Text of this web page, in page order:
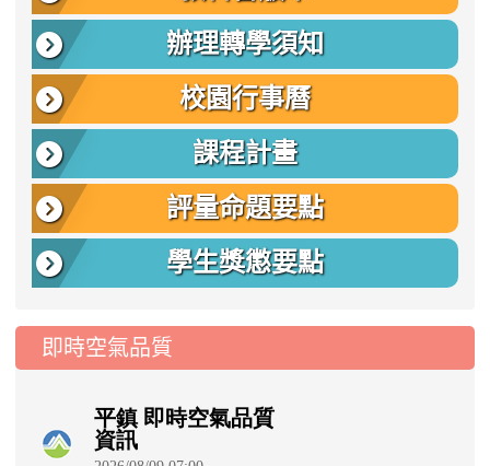
辦理轉學須知
校園行事曆
課程計畫
評量命題要點
學生獎懲要點
即時空氣品質